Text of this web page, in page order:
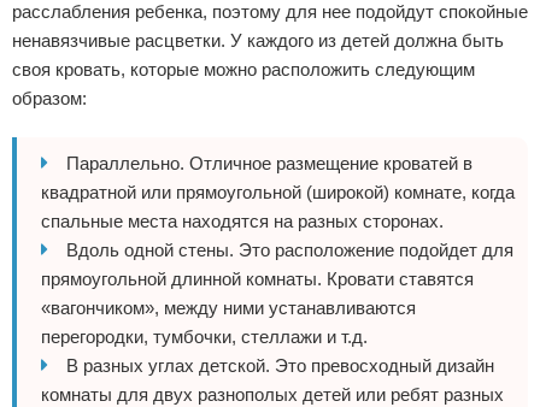
расслабления ребенка, поэтому для нее подойдут спокойные
ненавязчивые расцветки. У каждого из детей должна быть
своя кровать, которые можно расположить следующим
образом:
Параллельно. Отличное размещение кроватей в
квадратной или прямоугольной (широкой) комнате, когда
спальные места находятся на разных сторонах.
Вдоль одной стены. Это расположение подойдет для
прямоугольной длинной комнаты. Кровати ставятся
«вагончиком», между ними устанавливаются
перегородки, тумбочки, стеллажи и т.д.
В разных углах детской. Это превосходный дизайн
комнаты для двух разнополых детей или ребят разных